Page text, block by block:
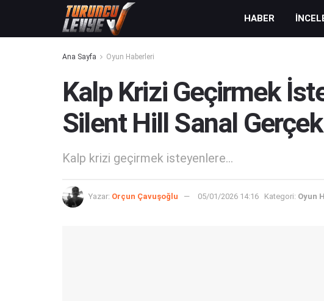
HABER
Ana Sayfa Oyun Haberleri
Kalp Krizi Geçirmek
Silent Hill Sanal
Kalp krizi geçirmek isteyenlere...
Yazar: Orçun Çavuşoğlu 05/01/2026 14:16 Kategori: Oyun